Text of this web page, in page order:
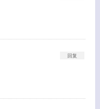
回复